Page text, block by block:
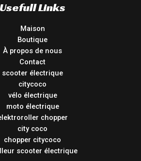
Usefull Links
Maison
Boutique
À propos de nous
Contact
scooter électrique
citycoco
vélo électrique
moto électrique
chopper
city coco
chopper citycoco
scooter électrique